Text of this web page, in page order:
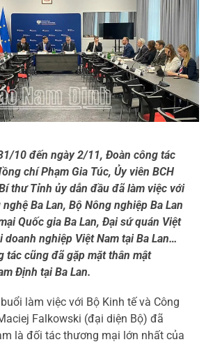
10 đến ngày 2/11, Đoàn công tác
chí Phạm Gia Túc, Ủy viên BCH
thư Tỉnh ủy dẫn đầu đã làm việc với
Ba Lan, Bộ Nông nghiệp Ba Lan
Quốc gia Ba Lan, Đại sứ quán Việt
doanh nghiệp Việt Nam tại Ba Lan…
tác cũng đã gặp mặt thân mật
Định tại Ba Lan.
làm việc với Bộ Kinh tế và Công
Falkowski (đại diện Bộ) đã
là đối tác thương mại lớn nhất của